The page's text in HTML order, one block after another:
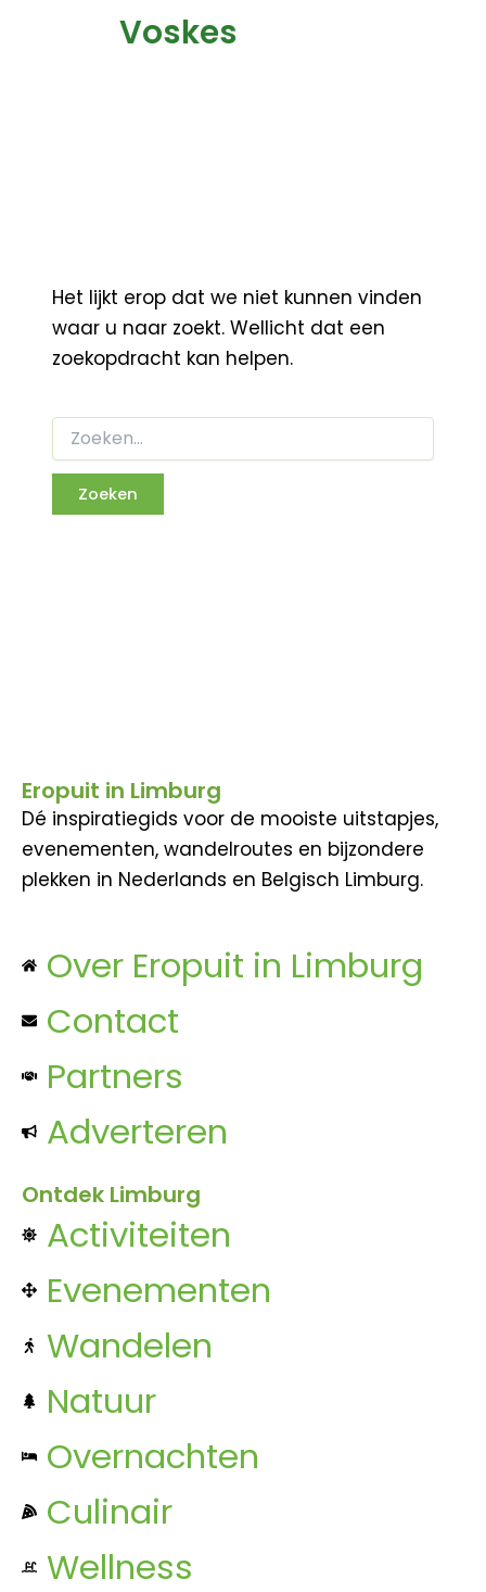
Voskes
Het lijkt erop dat we niet kunnen vinden
waar u naar zoekt. Wellicht dat een
zoekopdracht kan helpen.
Eropuit in Limburg
Dé inspiratiegids voor de mooiste uitstapjes,
evenementen, wandelroutes en bijzondere
plekken in Nederlands en Belgisch Limburg.
Over Eropuit in Limburg
Contact
Partners
Adverteren
Ontdek Limburg
Activiteiten
Evenementen
Wandelen
Natuur
Overnachten
Culinair
Wellness